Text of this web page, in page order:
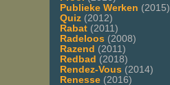
Publieke Werken (2015)
Quiz (2012)
Rabat (2011)
Radeloos (2008)
Razend (2011)
Redbad (2018)
Rendez-Vous (2014)
Renesse (2016)